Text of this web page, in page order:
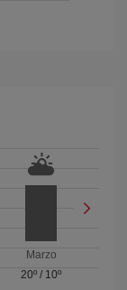
Marzo
20º / 10º